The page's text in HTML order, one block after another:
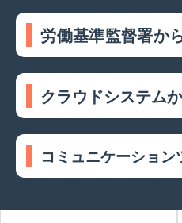
労働基準監督署か
クラウドシステム
コミュニケーショ